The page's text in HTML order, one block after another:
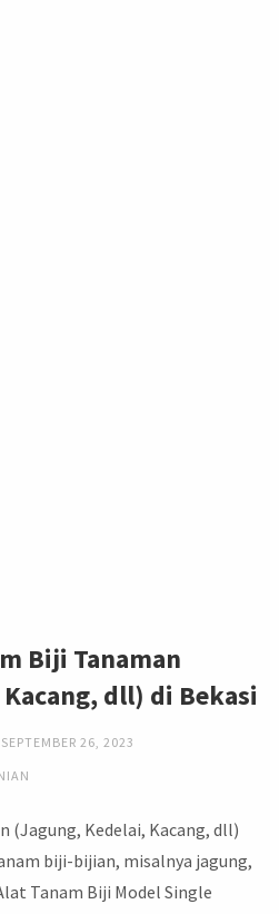
Biji Tanaman
dll) di Bekasi
SEPTEMBER 26, 2023
(Jagung, Kedelai, Kacang, dll)
biji-bijian, misalnya jagung,
Tanam Biji Model Single